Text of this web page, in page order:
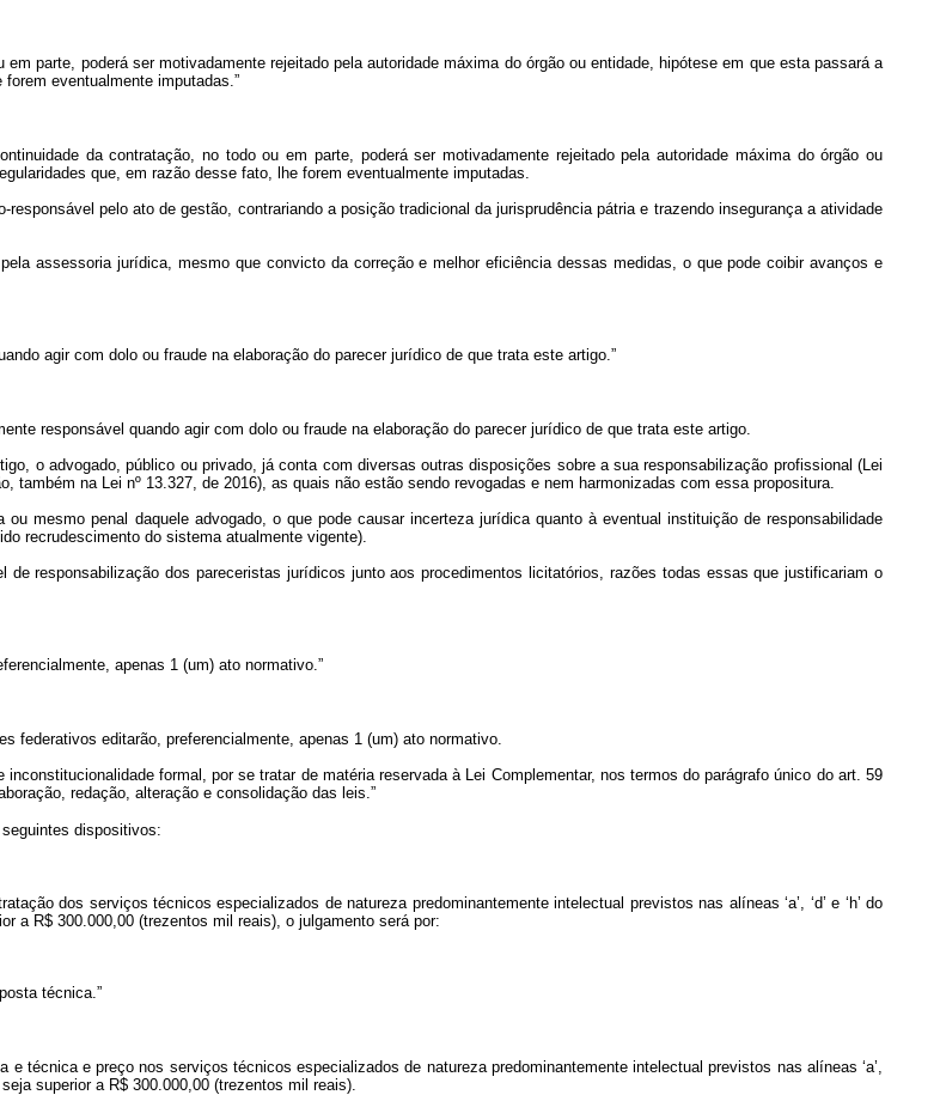
parte, poderá ser motivadamente rejeitado pela autoridade máxima do órgão ou entidade, hipótese em que esta passará a
eventualmente imputadas.”
da contratação, no todo ou em parte, poderá ser motivadamente rejeitado pela autoridade máxima do órgão ou
que, em razão desse fato, lhe forem eventualmente imputadas.
pelo ato de gestão, contrariando a posição tradicional da jurisprudência pátria e trazendo insegurança a atividade
assessoria jurídica, mesmo que convicto da correção e melhor eficiência dessas medidas, o que pode coibir avanços e
agir com dolo ou fraude na elaboração do parecer jurídico de que trata este artigo.”
responsável quando agir com dolo ou fraude na elaboração do parecer jurídico de que trata este artigo.
o advogado, público ou privado, já conta com diversas outras disposições sobre a sua responsabilização profissional (Lei
também na Lei nº 13.327, de 2016), as quais não estão sendo revogadas e nem harmonizadas com essa propositura.
mesmo penal daquele advogado, o que pode causar incerteza jurídica quanto à eventual instituição de responsabilidade
recrudescimento do sistema atualmente vigente).
responsabilização dos pareceristas jurídicos junto aos procedimentos licitatórios, razões todas essas que justificariam o
apenas 1 (um) ato normativo.”
federativos editarão, preferencialmente, apenas 1 (um) ato normativo.
formal, por se tratar de matéria reservada à Lei Complementar, nos termos do parágrafo único do art. 59
redação, alteração e consolidação das leis.”
dispositivos:
dos serviços técnicos especializados de natureza predominantemente intelectual previstos nas alíneas ‘a’, ‘d’ e ‘h’ do
a R$ 300.000,00 (trezentos mil reais), o julgamento será por:
técnica.”
técnica e preço nos serviços técnicos especializados de natureza predominantemente intelectual previstos nas alíneas ‘a’,
superior a R$ 300.000,00 (trezentos mil reais).